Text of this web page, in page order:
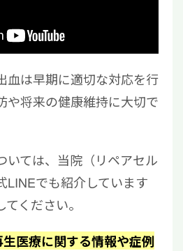
血は早期に適切な対応を行
や将来の健康維持に大切で
いては、当院（リペアセル
LINEでも紹介しています
ください。
医療に関する情報や症例